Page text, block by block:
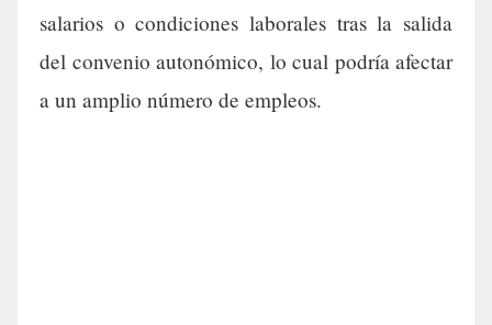
salarios o condiciones laborales tras la salida
del convenio autonómico, lo cual podría afectar
a un amplio número de empleos.